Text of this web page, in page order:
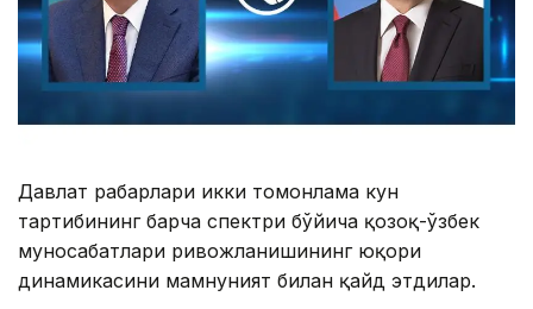
Давлат раҳбарлари икки томонлама кун
тартибининг барча спектри бўйича қозоқ-ўзбек
муносабатлари ривожланишининг юқори
динамикасини мамнуният билан қайд этдилар.